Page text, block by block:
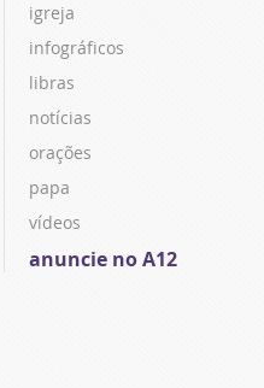
igreja
infográficos
libras
notícias
orações
papa
vídeos
anuncie no A12